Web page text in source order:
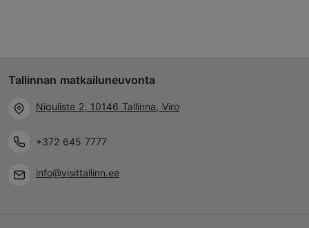
Tallinnan matkailuneuvonta
Niguliste 2, 10146 Tallinna, Viro
+372 645 7777
info@visittallinn.ee